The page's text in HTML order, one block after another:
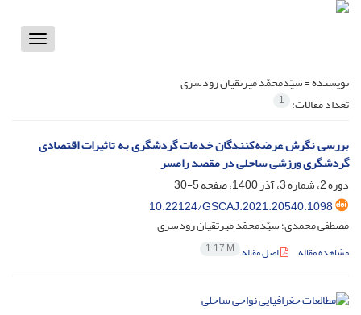
Toggle
نویسنده =سیّدمحمّد میرتقیان رودسری
تعداد مقالات: 1
بررسی نگرش عرضه‌کنندگان خدمات گردشگری به تاثیرات اقتصادی
گردشگری ورزشی ساحلی در مقصد رامسر
دوره 2، شماره 3، آذر 1400، صفحه
5-30
10.22124/GSCAJ.2021.20540.1098
مصطفی محمدی؛ سیّدمحمّد میرتقیان رودسری
مشاهده مقاله اصل مقاله 1.17 M